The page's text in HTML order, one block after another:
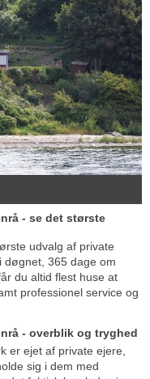
- se det største
udvalg af private
døgnet, 365 dage om
du altid flest huse at
professionel service og
- overblik og tryghed
er ejet af private ejere,
sig i dem med